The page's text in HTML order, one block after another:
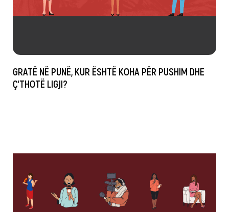
GRATË NË PUNË, KUR ËSHTË KOHA PËR PUSHIM DHE
Ç’THOTË LIGJI?